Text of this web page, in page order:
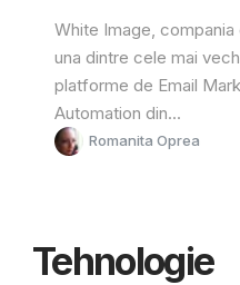
White Image,
una dintre cele mai
platforme de Email
Automation din...
Romanita Oprea
Tehnologie